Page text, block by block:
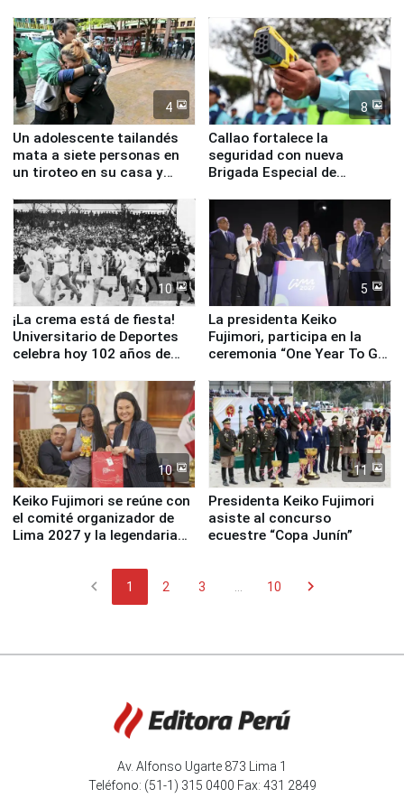
4
Un adolescente tailandés
mata a siete personas en
un tiroteo en su casa y
8
Callao fortalece la
seguridad con nueva
Brigada Especial de
equipamiento para
Serenazgo
10
¡La crema está de fiesta!
Universitario de Deportes
celebra hoy 102 años de
5
La presidenta Keiko
Fujimori, participa en la
ceremonia “One Year To Go
10
Keiko Fujimori se reúne con
el comité organizador de
Lima 2027 y la legendaria
11
Presidenta Keiko Fujimori
asiste al concurso
ecuestre “Copa Junín”
chevron_left 1 2 3 10 chevron_right
Av. Alfonso Ugarte 873 Lima 1
Teléfono: (51-1) 315 0400 Fax: 431 2849